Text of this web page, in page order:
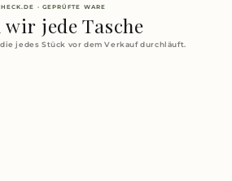
· GEPRÜFTE WARE
wir jede Tasche
jedes Stück vor dem Verkauf durchläuft.